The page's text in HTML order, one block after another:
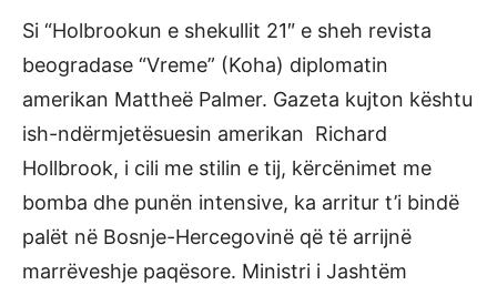
Si “Holbrookun e shekullit 21″ e sheh revista
beogradase “Vreme” (Koha) diplomatin
amerikan Mattheë Palmer. Gazeta kujton kështu
ish-ndërmjetësuesin amerikan Richard
Hollbrook, i cili me stilin e tij, kërcënimet me
bomba dhe punën intensive, ka arritur t’i bindë
palët në Bosnje-Hercegovinë që të arrijnë
marrëveshje paqësore. Ministri i Jashtëm